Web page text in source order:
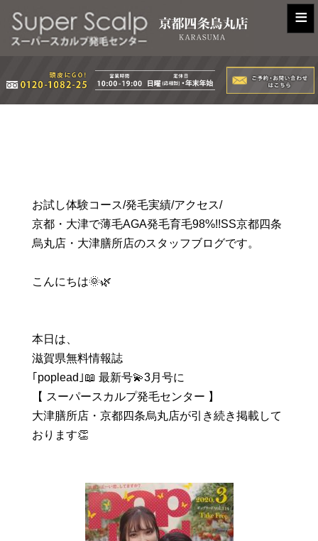
≡
お試し体験コース/発毛実績/アクセス/
京都・大津で薄毛AGA発毛育毛98%!!SS京都四条
烏丸店・大津膳所店のスタッフブログです。
こんにちは🌞🌿
本日は、
滋賀県無料情報誌
｢poplead｣📖 最新号💫3月号に
【 スーパースカルプ発毛センター 】
大津膳所店・京都四条烏丸店が引き続き掲載して
おります👏